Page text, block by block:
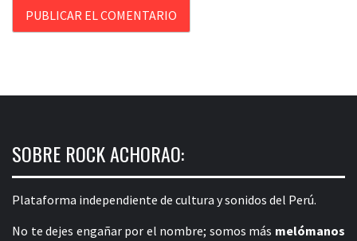
SOBRE ROCK ACHORAO:
Plataforma independiente de cultura y sonidos del Perú.
No te dejes engañar por el nombre; somos más melómanos